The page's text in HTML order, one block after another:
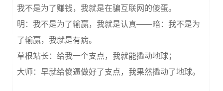
我不是为了赚钱，我就是在骗互联网的傻蛋。
明：我不是为了输赢，我就是认真——暗：我不是为
了输赢，我就是有病。
草根站长：给我一个支点，我就能撬动地球；
大师：早就给傻逼做好了支点，我果然撬动了地球。